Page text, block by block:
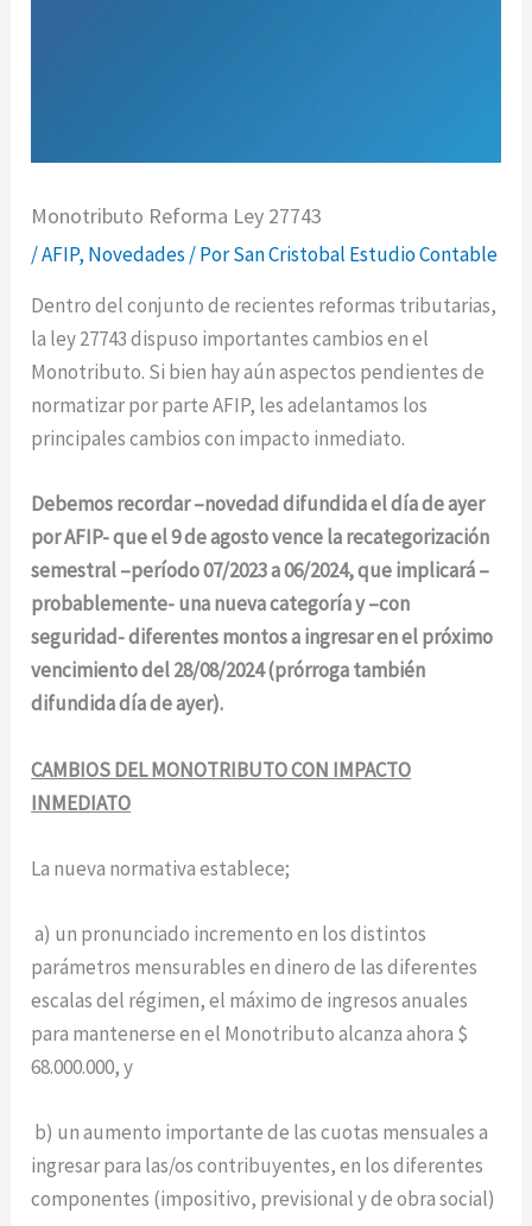
Monotributo Reforma Ley 27743
/AFIP, Novedades / PorSan Cristobal Estudio Contable
Dentro del conjunto de recientes reformas tributarias,
la ley 27743 dispuso importantes cambios en el
Monotributo. Si bien hay aún aspectos pendientes de
normatizar por parte AFIP, les adelantamos los
principales cambios con impacto inmediato.
Debemos recordar –novedad difundida el día de ayer
por AFIP- que el 9 de agosto vence la recategorización
semestral –período 07/2023 a 06/2024, que implicará –
probablemente- una nueva categoría y –con
seguridad- diferentes montos a ingresar en el próximo
vencimiento del 28/08/2024 (prórroga también
difundida día de ayer).
CAMBIOS DEL MONOTRIBUTO CON IMPACTO
INMEDIATO
La nueva normativa establece;
a) un pronunciado incremento en los distintos
parámetros mensurables en dinero de las diferentes
escalas del régimen, el máximo de ingresos anuales
para mantenerse en el Monotributo alcanza ahora $
68.000.000, y
b) un aumento importante de las cuotas mensuales a
ingresar para las/os contribuyentes, en los diferentes
componentes (impositivo, previsional y de obra social)